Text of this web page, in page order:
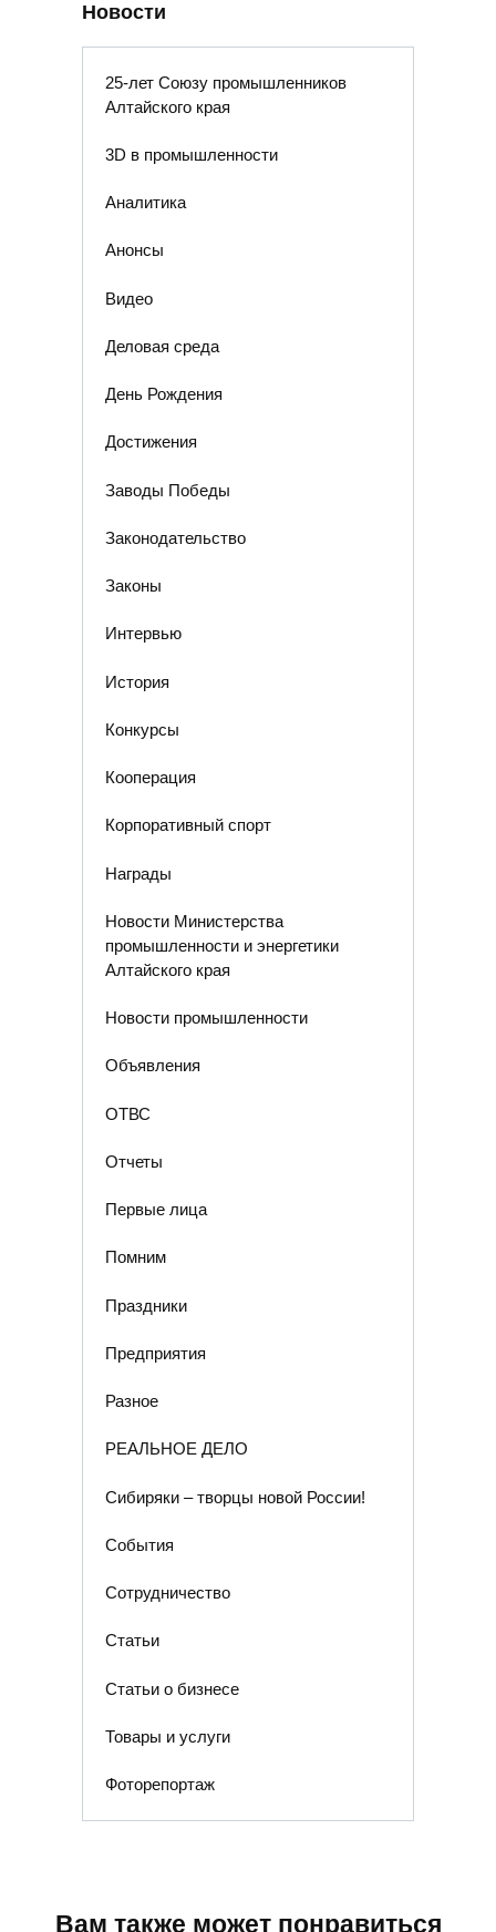
Новости
25-лет Союзу промышленников
Алтайского края
3D в промышленности
Аналитика
Анонсы
Видео
Деловая среда
День Рождения
Достижения
Заводы Победы
Законодательство
Законы
Интервью
История
Конкурсы
Кооперация
Корпоративный спорт
Награды
Новости Министерства
промышленности и энергетики
Алтайского края
Новости промышленности
Объявления
ОТВС
Отчеты
Первые лица
Помним
Праздники
Предприятия
Разное
РЕАЛЬНОЕ ДЕЛО
Сибиряки – творцы новой России!
События
Сотрудничество
Статьи
Статьи о бизнесе
Товары и услуги
Фоторепортаж
Вам также может понравиться